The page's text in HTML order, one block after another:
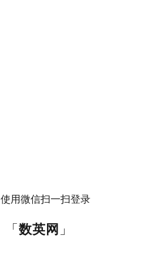
使用微信扫一扫登录
「数英网 」